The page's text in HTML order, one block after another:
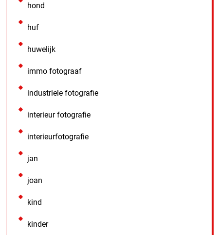
hond
huf
huwelijk
immo fotograaf
industriele fotografie
interieur fotografie
interieurfotografie
jan
joan
kind
kinder